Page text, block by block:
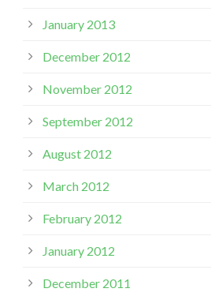
January 2013
December 2012
November 2012
September 2012
August 2012
March 2012
February 2012
January 2012
December 2011